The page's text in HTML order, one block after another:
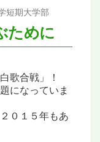
短期大学部
ために
歌合戦」！
になっていま
０１５年もあ